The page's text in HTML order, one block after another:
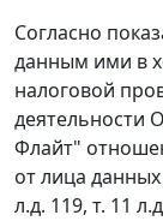
Согласно
данным ими в
налоговой
Флайт"
от лица
л.д. 119, т. 11